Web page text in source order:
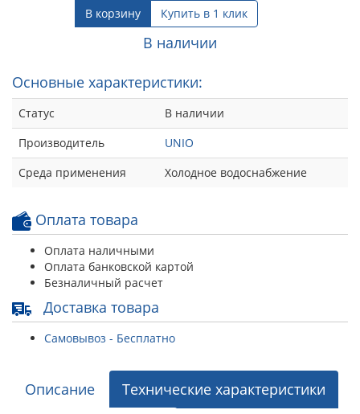
В корзину Купить в 1 клик
В наличии
Основные характеристики:
Статус
В наличии
Производитель
UNIO
Среда применения
Холодное водоснабжение
Оплата товара
Оплата наличными
Оплата банковской картой
Безналичный расчет
Доставка товара
Самовывоз - Бесплатно
Описание
Технические характеристики